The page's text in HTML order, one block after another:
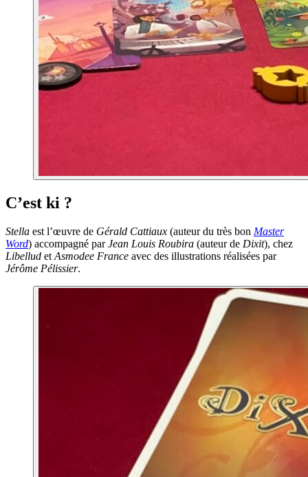
C’est ki ?
Stella est l’œuvre de Gérald Cattiaux (auteur du très bon Master
Word) accompagné parJean Louis Roubira (auteur de Dixit), chez
Libellud etAsmodee France avec des illustrations réalisées par
Jérôme Pélissier.